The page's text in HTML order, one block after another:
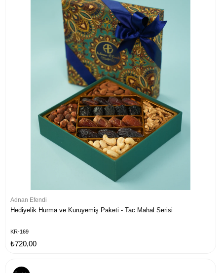
Adnan Efendi
Hediyelik Hurma ve Kuruyemiş Paketi - Tac Mahal Serisi
KR-169
₺720,00